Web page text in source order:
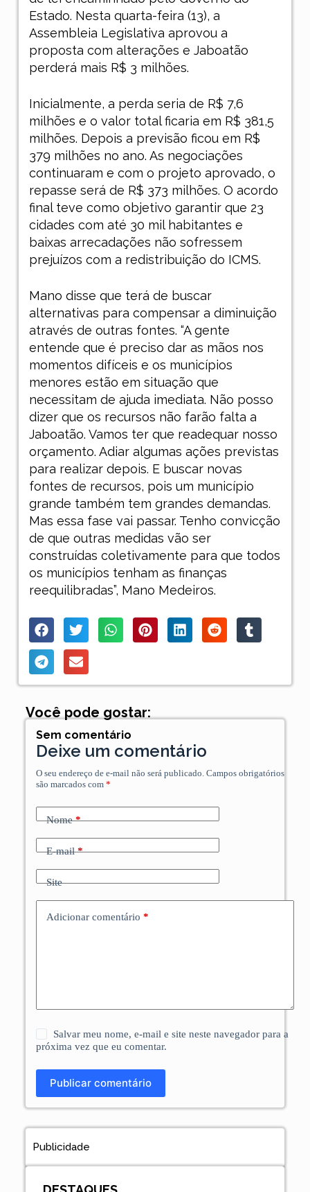
Estado. Nesta quarta-feira (13), a
Assembleia Legislativa aprovou a
proposta com alterações e Jaboatão
perderá mais R$ 3 milhões.
Inicialmente, a perda seria de R$ 7,6
milhões e o valor total ficaria em R$ 381,5
milhões. Depois a previsão ficou em R$
379 milhões no ano. As negociações
continuaram e com o projeto aprovado, o
repasse será de R$ 373 milhões. O acordo
final teve como objetivo garantir que 23
cidades com até 30 mil habitantes e
baixas arrecadações não sofressem
prejuízos com a redistribuição do ICMS.
Mano disse que terá de buscar
alternativas para compensar a diminuição
através de outras fontes. “A gente
entende que é preciso dar as mãos nos
momentos difíceis e os municípios
menores estão em situação que
necessitam de ajuda imediata. Não posso
dizer que os recursos não farão falta a
Jaboatão. Vamos ter que readequar nosso
orçamento. Adiar algumas ações previstas
para realizar depois. E buscar novas
fontes de recursos, pois um município
grande também tem grandes demandas.
Mas essa fase vai passar. Tenho convicção
de que outras medidas vão ser
construídas coletivamente para que todos
os municípios tenham as finanças
reequilibradas”, Mano Medeiros.
Você pode gostar:
Sem comentário
Deixe um comentário
O seu endereço de e-mail não será publicado. Campos obrigatórios
são marcados com *
Nome*
E-mail*
Site
Adicionar comentário *
Salvar meu nome, e-mail e site neste navegador para a
próxima vez que eu comentar.
Publicar comentário
Publicidade